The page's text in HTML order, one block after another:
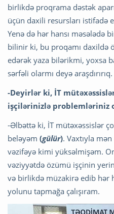
birlikdə proqrama dəstək
üçün daxili resursları istifadə
Yenə də hər hansı məsələdə
bilinir ki, bu proqamı daxildə
edərək yaza bilərikmi, yoxsa
sərfəli olarmı deyə araşdırırıq.
-Deyirlər ki, İT
işçilərinizlə problemləriniz
-Əlbəttə ki, İT mütəxəssislər
beləyəm (gülür). Vaxtıyla
vəzifəyə kimi yüksəlmişəm.
vəziyyətdə özümü işçinin
və birlikdə müzakirə edib hər
yolunu tapmağa çalışıram.